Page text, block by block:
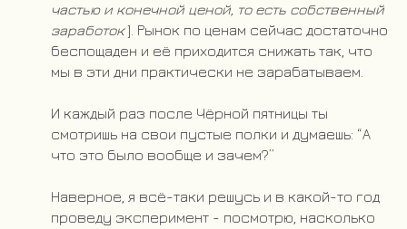
частью и конечной ценой, то есть собственный
заработок]. Рынок по ценам сейчас достаточно
беспощаден и её приходится снижать так, что
мы в эти дни практически не зарабатываем.
И каждый раз после Чёрной пятницы ты
смотришь на свои пустые полки и думаешь: “А
что это было вообще и зачем?”
Наверное, я всё-таки решусь и в какой-то год
проведу эксперимент - посмотрю, насколько